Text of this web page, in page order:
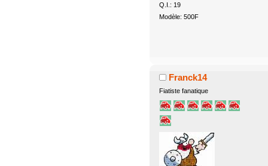
Q.I.: 19
Modèle: 500F
Franck14
Fiatiste fanatique